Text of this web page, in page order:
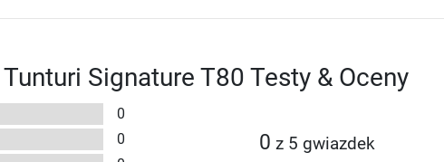
Signature T80 Testy & Oceny
0
0
0 z 5 gwiazdek